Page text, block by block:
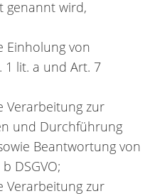
genannt wird,
Einholung von
1 lit. a und Art. 7
Verarbeitung zur
und Durchführung
Beantwortung von
DSGVO;
Verarbeitung zur